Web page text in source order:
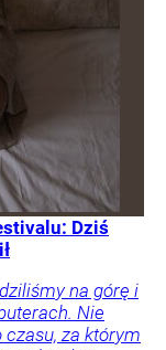
Dziś
na górę i
Nie
za którym